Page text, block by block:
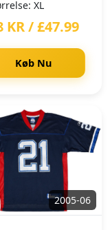
XL
KR / £47.99
Køb Nu
2005-06